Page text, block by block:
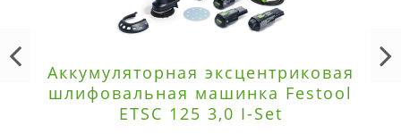
Аккумуляторная эксцентриковая
шлифовальная машинка Festool
ETSC 125 3,0 I-Set